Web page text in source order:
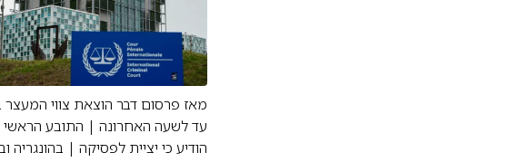
מאז פרסום דבר הוצאת צווי
עד לשעה האחרונה | התובע הראשי
הודיע כי יציית לפסיקה | בהונגריה